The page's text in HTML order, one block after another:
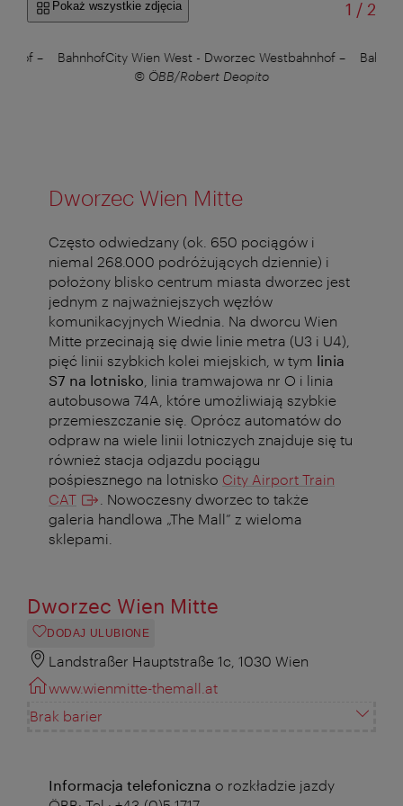
Pokaż wszystkie zdjęcia 1 /od
2
– BahnhofCity Wien West - Dworzec Westbahnhof–
© ÖBB/Robert Deopito
Dworzec Wien Mitte
Często odwiedzany (ok. 650 pociągów i
niemal 268.000 podróżujących dziennie) i
położony blisko centrum miasta dworzec jest
jednym z najważniejszych węzłów
komunikacyjnych Wiednia. Na dworcu Wien
Mitte przecinają się dwie linie metra (U3 i U4),
pięć linii szybkich kolei miejskich, w tym linia
S7 na lotnisko , linia tramwajowa nr O i linia
autobusowa 74A, które umożliwiają szybkie
przemieszczanie się. Oprócz automatów do
odpraw na wiele linii lotniczych znajduje się tu
również stacja odjazdu pociągu
pośpiesznego na lotnisko City Airport Train
CAT
. Nowoczesny dworzec to także
galeria handlowa „The Mall” z wieloma
sklepami.
Dworzec Wien Mitte
DODAJ ULUBIONE
Landstraßer Hauptstraße 1c, 1030 Wien
www.wienmitte-themall.at
Brak barier
Informacja telefoniczna o rozkładzie jazdy